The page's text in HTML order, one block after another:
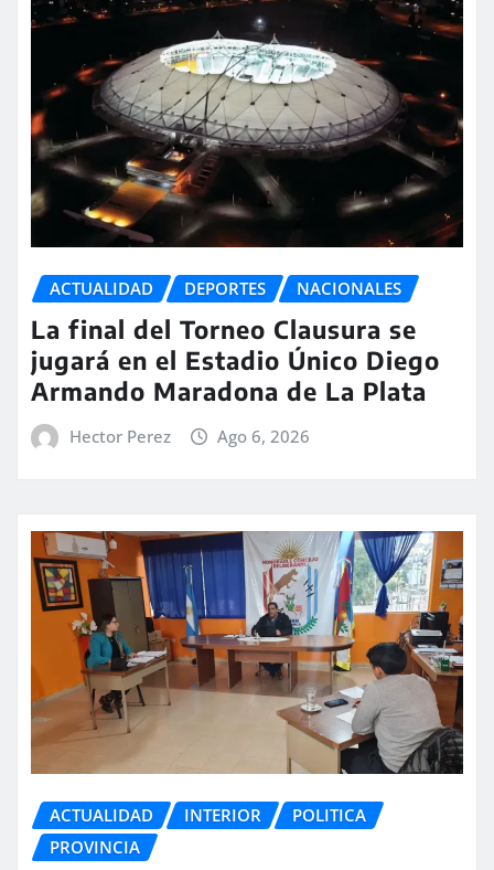
ACTUALIDAD DEPORTES NACIONALES
La final del Torneo Clausura se
jugará en el Estadio Único Diego
Armando Maradona de La Plata
Hector Perez Ago 6, 2026
ACTUALIDAD INTERIOR
POLITICA
PROVINCIA